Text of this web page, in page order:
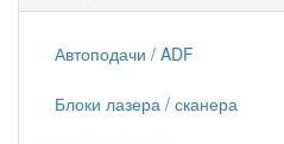
Автоподачи / ADF
Блоки лазера / сканера